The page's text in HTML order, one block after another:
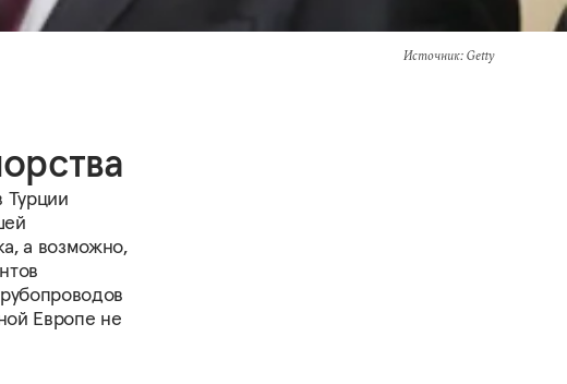
Источник: Getty
Турции
а возможно,
Европе не